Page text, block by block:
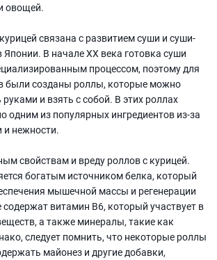
овощей.
связана с развитием суши и суши-
Японии. В начале XX века готовка суши
процессом, поэтому для
были созданы роллы, которые можно
и взять с собой. В этих роллах
одним из популярных ингредиентов из-за
и нежности.
свойствам и вреду роллов с курицей.
богатым источником белка, который
мышечной массы и регенерации
витамин В6, который участвует в
а также минералы, такие как
следует помнить, что некоторые роллы
майонез и другие добавки,